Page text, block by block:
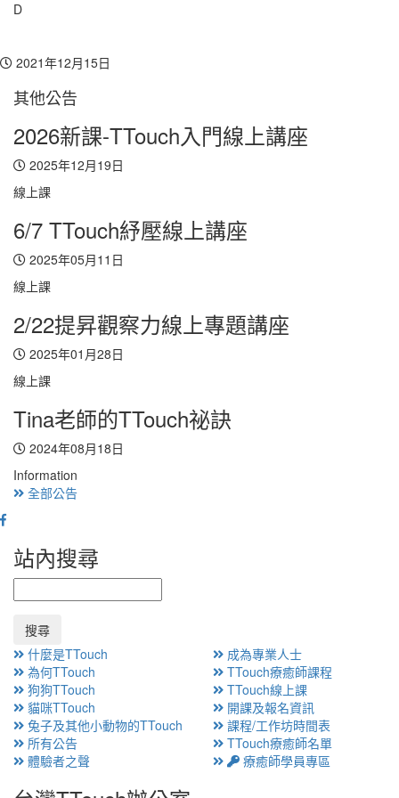
D
2021年12月15日
其他公告
2026新課-TTouch入門線上講座
2025年12月19日
線上課
6/7 TTouch紓壓線上講座
2025年05月11日
線上課
2/22提昇觀察力線上專題講座
2025年01月28日
線上課
Tina老師的TTouch祕訣
2024年08月18日
Information
全部公告
站內搜尋
搜尋
什麼是TTouch
為何TTouch
狗狗TTouch
貓咪TTouch
兔子及其他小動物的TTouch
所有公告
體驗者之聲
成為專業人士
TTouch療癒師課程
TTouch線上課
開課及報名資訊
課程/工作坊時間表
TTouch療癒師名單
療癒師學員專區